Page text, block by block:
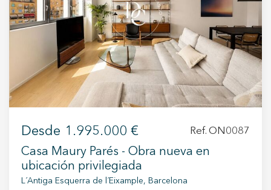
EN FR
Desde 1.995.000 € Ref. ON0087
Casa Maury Parés - Obra nueva en
ubicación privilegiada
L´Antiga Esquerra de l´Eixample, Barcelona